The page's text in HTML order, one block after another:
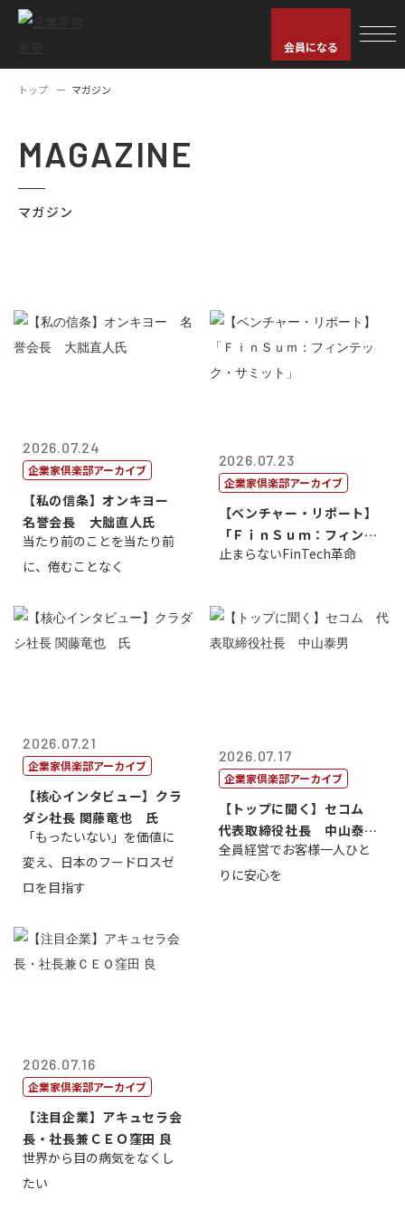
会員になる
トップ マガジン
MAGAZINE
マガジン
2026.07.24
企業家倶楽部アーカイブ
【私の信条】オンキヨー
名誉会長 大朏直人氏
当たり前のことを当たり前
に、倦むことなく
2026.07.23
企業家倶楽部アーカイブ
【ベンチャー・リポート】
「ＦｉｎＳｕｍ：フィンテ
ック・サミッ...
止まらないFinTech革命
2026.07.21
企業家倶楽部アーカイブ
【核心インタビュー】クラ
ダシ社長 関藤竜也 氏
「もったいない」を価値に
変え、日本のフードロスゼ
ロを目指す
2026.07.17
企業家倶楽部アーカイブ
【トップに聞く】セコム
代表取締役社長 中山泰
男
全員経営でお客様一人ひと
りに安心を
2026.07.16
企業家倶楽部アーカイブ
【注目企業】アキュセラ会
長・社長兼ＣＥＯ窪田 良
世界から目の病気をなくし
たい